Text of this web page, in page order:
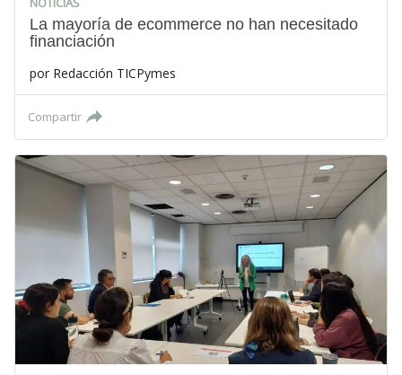
La mayoría de ecommerce no han necesitado
financiación
por Redacción TICPymes
Compartir